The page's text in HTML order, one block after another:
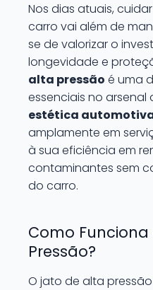
Nos dias atuais,
carro vai além de
se de valorizar o
longevidade e
alta pressão é uma
essenciais no
estética
amplamente em
à sua eficiência em
contaminantes sem
do carro.
Como
Pressão?
O jato de alta